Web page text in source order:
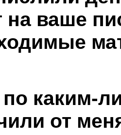
на ваше
каким-
от